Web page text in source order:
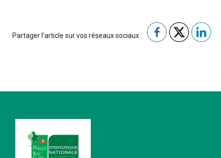
Partager l'article sur vos réseaux sociaux :